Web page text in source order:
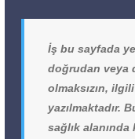
İş bu sayfada
doğrudan veya
olmaksızın,
yazılmaktadır.
sağlık